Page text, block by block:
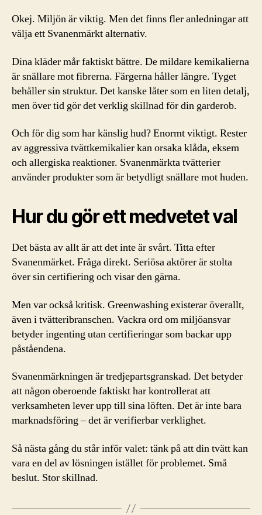
Okej. Miljön är viktig. Men det finns fler anledningar att
välja ett Svanenmärkt alternativ.
Dina kläder mår faktiskt bättre. De mildare kemikalierna
är snällare mot fibrerna. Färgerna håller längre. Tyget
behåller sin struktur. Det kanske låter som en liten detalj,
men över tid gör det verklig skillnad för din garderob.
Och för dig som har känslig hud? Enormt viktigt. Rester
av aggressiva tvättkemikalier kan orsaka klåda, eksem
och allergiska reaktioner. Svanenmärkta tvätterier
använder produkter som är betydligt snällare mot huden.
Hur du gör ett medvetet val
Det bästa av allt är att det inte är svårt. Titta efter
Svanenmärket. Fråga direkt. Seriösa aktörer är stolta
över sin certifiering och visar den gärna.
Men var också kritisk. Greenwashing existerar överallt,
även i tvätteribranschen. Vackra ord om miljöansvar
betyder ingenting utan certifieringar som backar upp
påståendena.
Svanenmärkningen är tredjepartsgranskad. Det betyder
att någon oberoende faktiskt har kontrollerat att
verksamheten lever upp till sina löften. Det är inte bara
marknadsföring – det är verifierbar verklighet.
Så nästa gång du står inför valet: tänk på att din tvätt kan
vara en del av lösningen istället för problemet. Små
beslut. Stor skillnad.